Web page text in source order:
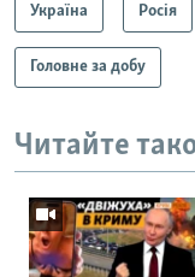
Україна Росія
Головне за добу
Читайте